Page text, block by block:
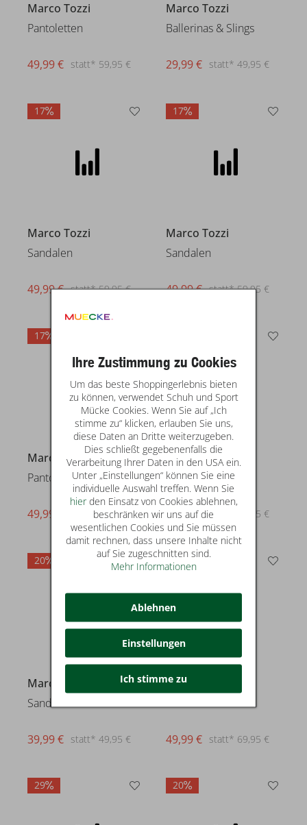
Marco Tozzi
Ballerinas & Slings
statt* 49,95 €
29,99 €
17 17
Marco Tozzi
Sandalen
statt* 59,95 €
49,99 €
17
Marco Tozzi
Pantoletten
statt* 59,95 €
49,99 €
Marco Tozzi
Pumps
statt* 59,95 €
39,99 €
20
Marco Tozzi
Sandalen
statt* 49,95 €
39,99 €
29
Marco Tozzi
Sneaker
statt* 69,95 €
49,99 €
29 20
Ihre Zustimmung zu Cookies
Um das beste Shoppingerlebnis bieten
zu können, verwendet Schuh und Sport
Mücke Cookies. Wenn Sie auf „Ich
stimme zu“ klicken, erlauben Sie uns,
diese Daten an Dritte weiterzugeben.
Dies schließt gegebenenfalls die
Verarbeitung Ihrer Daten in den USA ein.
Unter „Einstellungen“ können Sie eine
individuelle Auswahl treffen. Wenn Sie
hierden Einsatz von Cookies ablehnen,
beschränken wir uns auf die
wesentlichen Cookies und Sie müssen
damit rechnen, dass unsere Inhalte nicht
auf Sie zugeschnitten sind.
Mehr Informationen
Ablehnen
Einstellungen
Ich stimme zu